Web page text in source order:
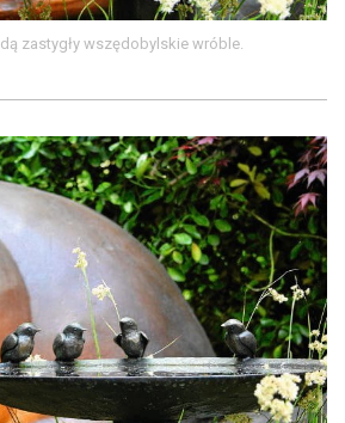
zastygły wszędobylskie wróble.